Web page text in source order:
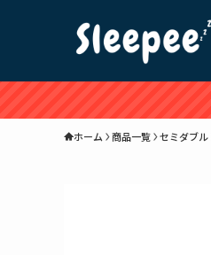
ホーム 商品一覧 セミダブル